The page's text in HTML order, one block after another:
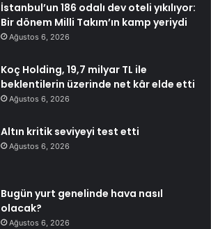
İstanbul’un 186 odalı dev oteli yıkılıyor:
Bir dönem Milli Takım’ın kamp yeriydi
Ağustos 6, 2026
Koç Holding, 19,7 milyar TL ile
beklentilerin üzerinde net kâr elde etti
Ağustos 6, 2026
Altın kritik seviyeyi test etti
Ağustos 6, 2026
Bugün yurt genelinde hava nasıl
olacak?
Ağustos 6, 2026